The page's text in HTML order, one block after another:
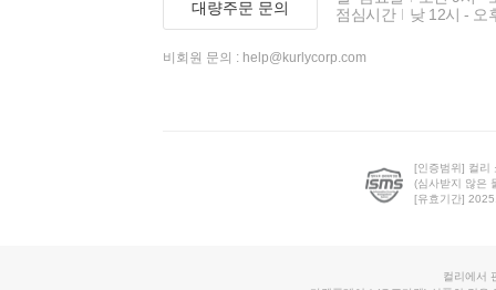
대량주문 문의
점심시간
낮 12시 - 오
비회원 문의 : help@kurlycorp.com
[인증범위] 컬리
(심사받지 않은
[유효기간]
컬리에서